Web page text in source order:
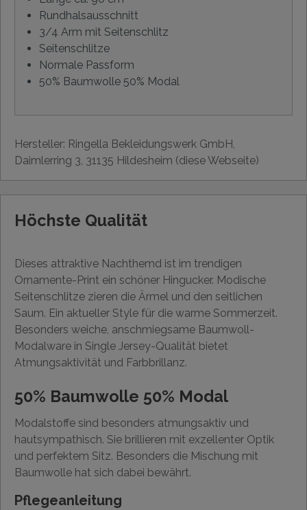
Rundhalsausschnitt
3/4 Arm mit Seitenschlitz
Seitenschlitze
Normale Passform
50% Baumwolle 50% Modal
Hersteller: Ringella Bekleidungswerk GmbH,
Daimlerring 3, 31135 Hildesheim (diese Webseite)
Höchste Qualität
Dieses attraktive Nachthemd ist im trendigen
Ornamente-Print ein schöner Hingucker. Modische
Seitenschlitze zieren die Ärmel und den seitlichen
Saum. Ein aktueller Style für die warme Sommerzeit.
Besonders weiche, anschmiegsame Baumwoll-
Modalware in Single Jersey-Qualität bietet
Atmungsaktivität und Farbbrillanz.
50% Baumwolle 50% Modal
Modalstoffe sind besonders atmungsaktiv und
hautsympathisch. Sie brillieren mit exzellenter Optik
und perfektem Sitz. Besonders die Mischung mit
Baumwolle hat sich dabei bewährt.
Pflegeanleitung